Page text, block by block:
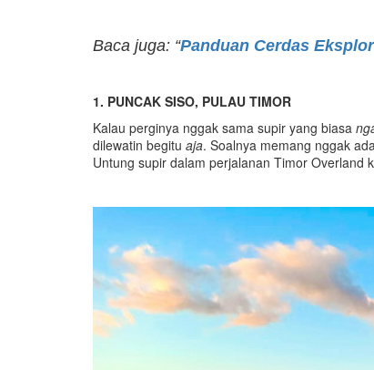
Baca juga: “Panduan Cerdas
1. PUNCAK SISO, PULAU TIMOR
Kalau perginya nggak sama supir yang biasa
dilewatin begitu aja. Soalnya memang nggak
Untung supir dalam perjalanan Timor Overland